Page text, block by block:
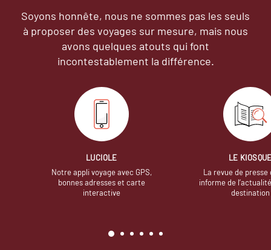
Soyons honnête, nous ne sommes pas les seuls
à proposer des voyages sur mesure, mais nous
avons quelques atouts qui font
incontestablement la différence.
LUCIOLE
Notre appli voyage avec GPS,
bonnes adresses et carte
interactive
LE
La revue de presse
informe de
destination